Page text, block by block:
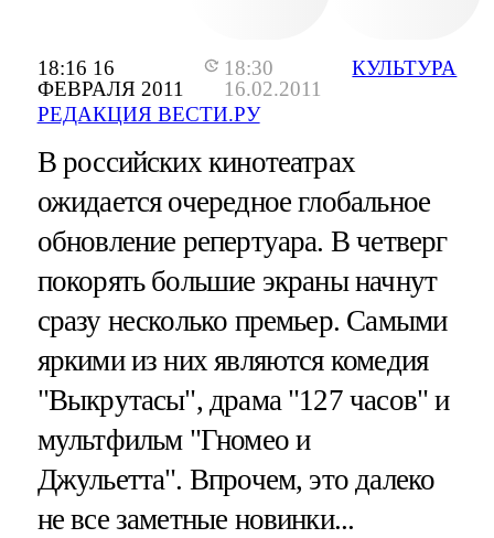
18:16 16
ФЕВРАЛЯ 2011
18:30
16.02.2011
РЕДАКЦИЯ ВЕСТИ.РУ
КУЛЬТУРА
В российских кинотеатрах
ожидается очередное глобальное
обновление репертуара. В четверг
покорять большие экраны начнут
сразу несколько премьер. Самыми
яркими из них являются комедия
"Выкрутасы", драма "127 часов" и
мультфильм "Гномео и
Джульетта". Впрочем, это далеко
не все заметные новинки...